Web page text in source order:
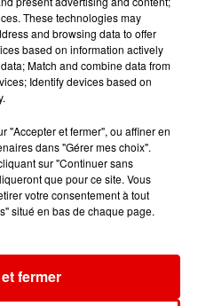
These technologies may
and browsing data to offer
based on information actively
Match and combine data from
Identify devices based on
"Accepter et fermer", ou affiner en
dans "Gérer mes choix".
sur "Continuer sans
que pour ce site. Vous
votre consentement à tout
situé en bas de chaque page.
fermer